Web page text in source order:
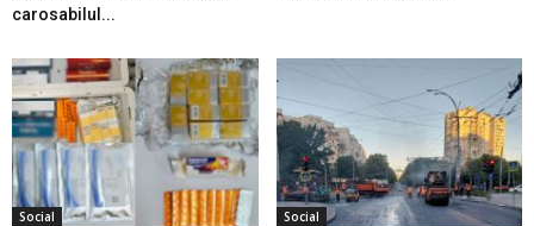
carosabilul...
Social Social